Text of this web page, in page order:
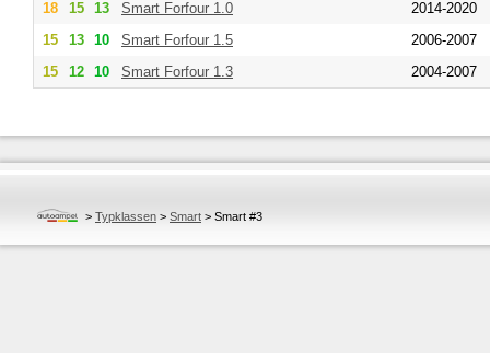
18 15 13 Smart Forfour 1.0
2014-2020
15
13 10 Smart Forfour 1.5
2006-2007
15
12 10 Smart Forfour 1.3 2004-2007
> Typklassen > Smart > Smart #3